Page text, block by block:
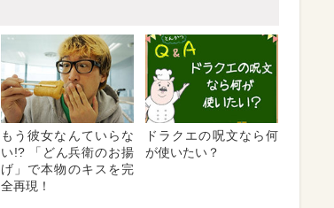
もう彼女なんていらな
い!? 「どん兵衛のお揚
げ」で本物のキスを完
全再現！
ドラクエの呪文なら何
が使いたい？